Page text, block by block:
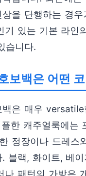
을 단행하는 경
기 있는 기본 라
습니다.
보백은 어떤
은 매우
한 캐주얼룩에는
정장이나 드레스
블랙, 화이트, 베